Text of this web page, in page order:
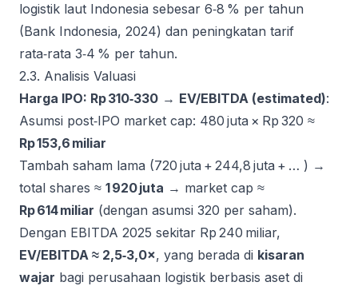
logistik laut Indonesia sebesar 6‑8 % per tahun
(Bank Indonesia, 2024) dan peningkatan tarif
rata‑rata 3‑4 % per tahun.
2.3. Analisis Valuasi
Harga IPO: Rp 310‑330 → EV/EBITDA (estimated):
Asumsi post‑IPO market cap: 480 juta × Rp 320 ≈
Rp 153,6 miliar
Tambah saham lama (720 juta + 244,8 juta + … ) →
total shares ≈ 1 920 juta → market cap ≈
Rp 614 miliar (dengan asumsi 320 per saham).
Dengan EBITDA 2025 sekitar Rp 240 miliar,
EV/EBITDA ≈ 2,5‑3,0×, yang berada di kisaran
wajar bagi perusahaan logistik berbasis aset di